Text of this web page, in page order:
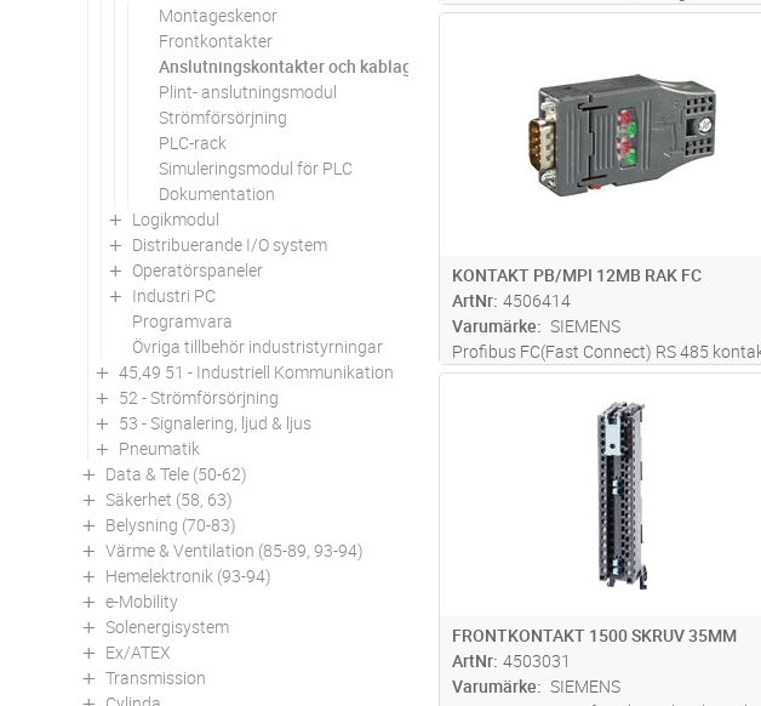
Montageskenor
Frontkontakter
Anslutningskontakter och kablage
Plint- anslutningsmodul
Strömförsörjning
PLC-rack
Simuleringsmodul för PLC
Dokumentation
Logikmodul
Distribuerande I/O system
Operatörspaneler
Industri PC
Programvara
Övriga tillbehör industristyrningar
45,49 51 - Industriell Kommunikation
52 - Strömförsörjning
53 - Signalering, ljud & ljus
Pneumatik
Data & Tele (50-62)
Säkerhet (58, 63)
Belysning (70-83)
Värme & Ventilation (85-89, 93-94)
Hemelektronik (93-94)
e-Mobility
Solenergisystem
Ex/ATEX
Transmission
kabelanslutning, FastConnect, med PG-
KONTAKT PB/MPI 12MB RAK FC
ArtNr 4506414
Varumärke
SIEMENS
Profibus FC(Fast Connect) RS 485
180, PB-kontakt med FC anslutning och
kabelanslutning för industri PC, Simatic OP,
OLM, överföringshastighet 12 Mbit/s,
avslutnings motstånd med ser. funk
Lägg i kundvagn
FRONTKONTAKT 1500 SKRUV 35MM
ArtNr 4503031
Varumärke
SIEMENS